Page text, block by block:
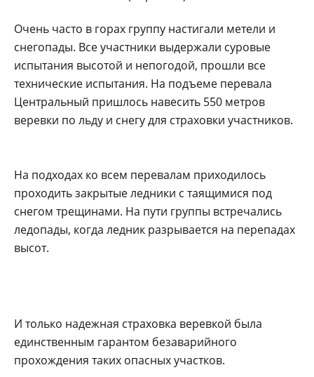
Очень часто в горах группу настигали метели и
снегопады. Все участники выдержали суровые
испытания высотой и непогодой, прошли все
технические испытания. На подъеме перевала
Центральный пришлось навесить 550 метров
веревки по льду и снегу для страховки участников.
На подходах ко всем перевалам приходилось
проходить закрытые ледники с таящимися под
снегом трещинами. На пути группы встречались
ледопады, когда ледник разрывается на перепадах
высот.
И только надежная страховка веревкой была
единственным гарантом безаварийного
прохождения таких опасных участков.